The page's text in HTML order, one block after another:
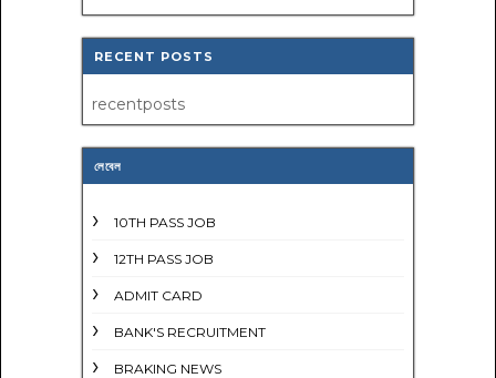
RECENT POSTS
recentposts
লেবেল
10TH PASS JOB
12TH PASS JOB
ADMIT CARD
BANK'S RECRUITMENT
BRAKING NEWS